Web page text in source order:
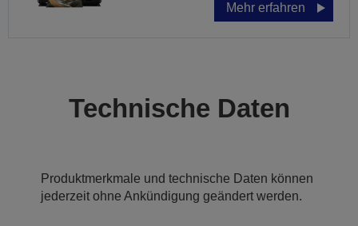
Mehr erfahren
Technische Daten
Produktmerkmale und technische Daten können
jederzeit ohne Ankündigung geändert werden.